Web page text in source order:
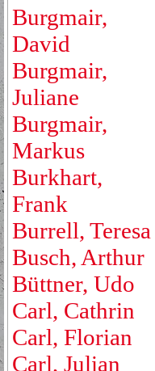
Burgmair,
David
Burgmair,
Juliane
Burgmair,
Markus
Burkhart,
Frank
Burrell, Teresa
Busch, Arthur
Büttner, Udo
Carl, Cathrin
Carl, Florian
Carl, Julian